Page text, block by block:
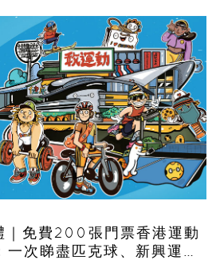
免費200張門票香港運動
次睇盡匹克球、新興運